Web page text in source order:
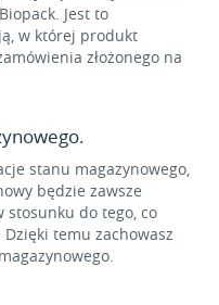
Jest to
w której produkt
złożonego na
stanu magazynowego,
będzie zawsze
stosunku do tego, co
temu zachowasz